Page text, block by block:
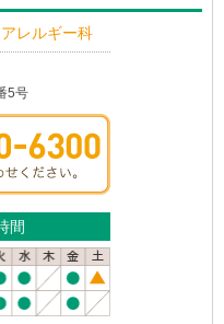
レルギー科
5号
間